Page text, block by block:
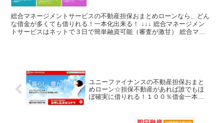
総合マネージメントサービスの不動産担保おまとめローンなら、どん
な借金が多くても借りれる！一本化出来る！ ↓↓↓ 総合マネージメン
トサービスはネットで３日で簡単融資可能（審査が激甘） 総合マネ
ユニーファイナンスの不動産担保おまと
めローン☆担保不動産があれば誰でもほ
ぼ確実に借りれる！１００％借金一本化